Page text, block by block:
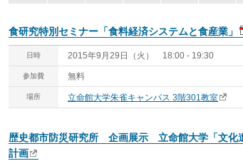
食研究特別セミナー「食料経済システムと食産業」
日時 2015年9月29日（火） 18:00 - 19:30
参加費 無料
場所 立命館大学朱雀キャンパス 3階301教室
歴史都市防災研究所 企画展示 立命館大学「文化
計画